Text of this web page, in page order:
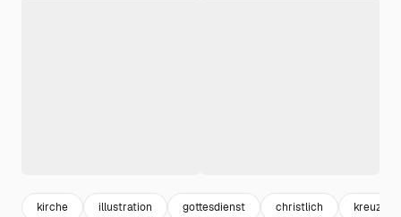
kirche illustration gottesdienst christlich kreuz